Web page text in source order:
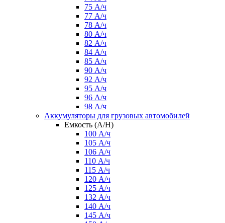
75 А/ч
77 А/ч
78 А/ч
80 А/ч
82 А/ч
84 А/ч
85 А/ч
90 А/ч
92 А/ч
95 А/ч
96 А/ч
98 А/ч
Аккумуляторы для грузовых автомобилей
Емкость (A/H)
100 А/ч
105 А/ч
106 А/ч
110 А/ч
115 А/ч
120 А/ч
125 А/ч
132 А/ч
140 А/ч
145 А/ч